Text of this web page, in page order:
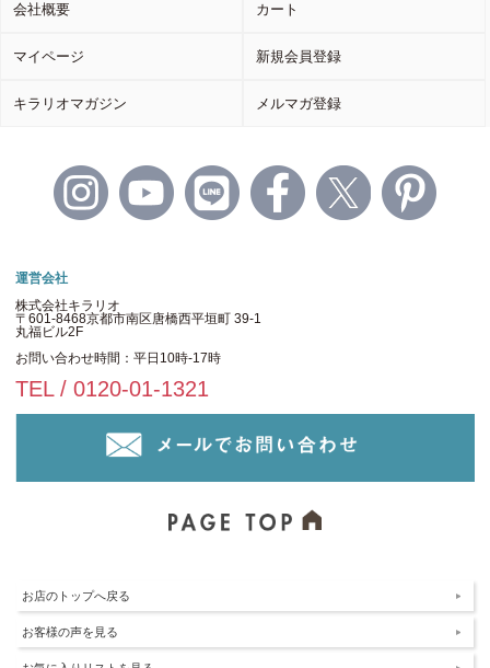
会社概要 カート
マイページ 新規会員登録
キラリオマガジン メルマガ登録
運営会社
株式会社キラリオ
〒601-8468京都市南区唐橋西平垣町 39-1
丸福ビル2F
お問い合わせ時間：平日10時-17時
TEL / 0120-01-1321
お店のトップへ戻る
お客様の声を見る